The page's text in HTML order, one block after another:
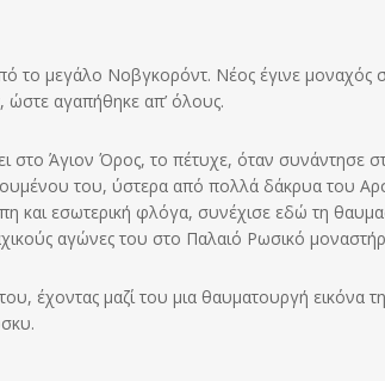
το μεγάλο Νοβγκορόντ. Νέος έγινε μοναχός
ώστε αγαπήθηκε απ’ όλους.
στο Άγιον Όρος, το πέτυχε, όταν συνάντησε
του, ύστερα από πολλά δάκρυα του
και εσωτερική φλόγα, συνέχισε εδώ τη
αγώνες του στο Παλαιό Ρωσικό
έχοντας μαζί του μια θαυματουργή εικόνα